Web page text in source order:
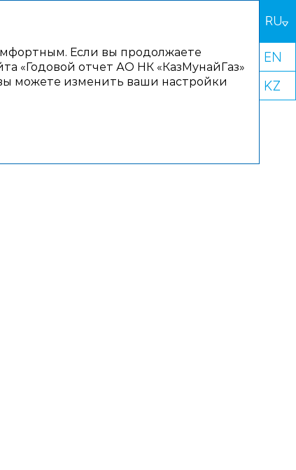
Если вы продолжаете
«Годовой отчет АО НК «КазМунайГаз»
можете изменить ваши настройки